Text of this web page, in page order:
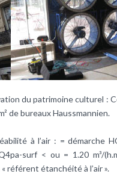
du patrimoine culturel :
de bureaux Haussmannien.
à l’air : = démarche
surf < ou = 1.20 m³/
référent étanchéité à l’air ».